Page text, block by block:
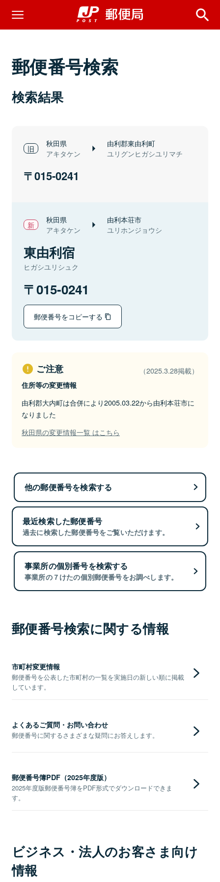
郵便番号検索
検索結果
秋田県
アキタケン
由利郡東由利町
ユリグンヒガシユリマチ
015-0241
秋田県
アキタケン
由利本荘市
ユリホンジョウシ
東由利宿
ヒガシユリシュク
015-0241
郵便番号をコピーする
ご注意 （2025.3.28掲載）
住所等の変更情報
由利郡大内町は合併により2005.03.22から由利本荘市に
なりました
秋田県の変更情報一覧 はこちら
他の郵便番号を検索する
最近検索した郵便番号
過去に検索した郵便番号をご覧いただけます。
事業所の個別番号を検索する
事業所の７けたの個別郵便番号をお調べします。
郵便番号検索に関する情報
市町村変更情報
郵便番号を公表した市町村の一覧を実施日の新しい順に掲載
しています。
よくあるご質問・お問い合わせ
郵便番号に関するさまざまな疑問にお答えします。
郵便番号簿PDF（2025年度版）
2025年度版郵便番号簿をPDF形式でダウンロードできま
す。
ビジネス・法人のお客さま向け
情報